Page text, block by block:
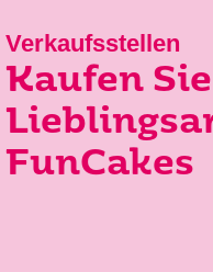
Verkaufsstellen
Kaufen
FunCakes